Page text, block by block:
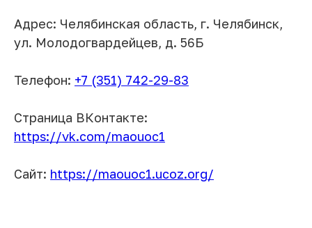
Адрес: Челябинская область, г. Челябинск,
ул. Молодогвардейцев, д. 56Б
Телефон: +7 (351) 742-29-83
Страница ВКонтакте:
https://vk.com/maouoc1
Сайт: https://maouoc1.ucoz.org/